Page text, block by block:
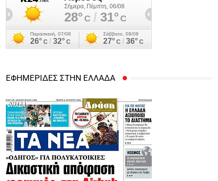
ΕΦΗΜΕΡΙΔΕΣ ΣΤΗΝ ΕΛΛΑΔΑ